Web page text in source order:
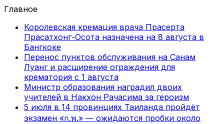
Главное
Королевская кремация врача Прасерта
Прасатхонг-Осота назначена на 8 августа в
Бангкоке
Перенос пунктов обслуживания на Санам
Луанг и расширение ограждения для
крематория с 1 августа
Министр образования наградил двоих
учителей в Накхон Рачасима за героизм
5 июля в 14 провинциях Таиланда пройдёт
экзамен «ก.พ.» — ожидаются пробки около